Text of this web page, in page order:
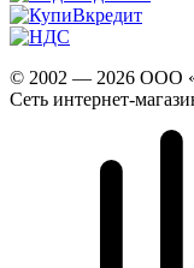
© 2002 — 2026 ООО
Сеть интернет-